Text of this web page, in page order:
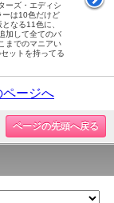
ーズ・エディシ
ーは10色だけど
なる11色に、
加して全てのバ
までのマニアい
ットを持ってる
ページへ
ページの先頭へ戻る